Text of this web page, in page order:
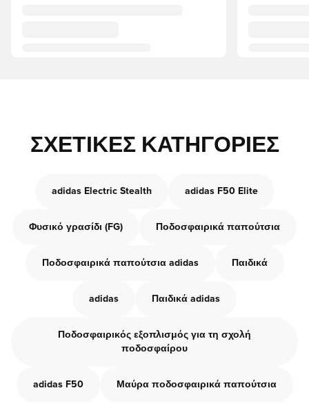
ΣΧΕΤΙΚΈΣ ΚΑΤΗΓΟΡΊΕΣ
adidas Electric Stealth adidas F50 Elite
Φυσικό γρασίδι (FG) Ποδοσφαιρικά παπούτσια
Ποδοσφαιρικά παπούτσια adidas Παιδικά
adidas Παιδικά adidas
Ποδοσφαιρικός εξοπλισμός για τη σχολή
ποδοσφαίρου
adidas F50 Μαύρα ποδοσφαιρικά παπούτσια